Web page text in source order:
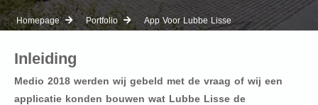
Homepage Portfolio App Voor Lubbe Lisse
Inleiding
Medio 2018 werden wij gebeld met de vraag of wij een
applicatie konden bouwen wat Lubbe Lisse de